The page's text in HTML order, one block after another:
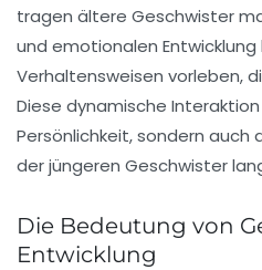
tragen ältere Geschwister
und emotionalen Entwicklung
Verhaltensweisen vorleben,
Diese dynamische
Persönlichkeit, sondern auch
der jüngeren Geschwister
Die Bedeutung von
Entwicklung